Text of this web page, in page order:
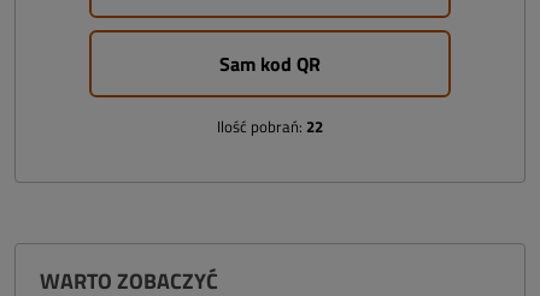
Sam kod QR
Ilość pobrań: 22
WARTO ZOBACZYĆ